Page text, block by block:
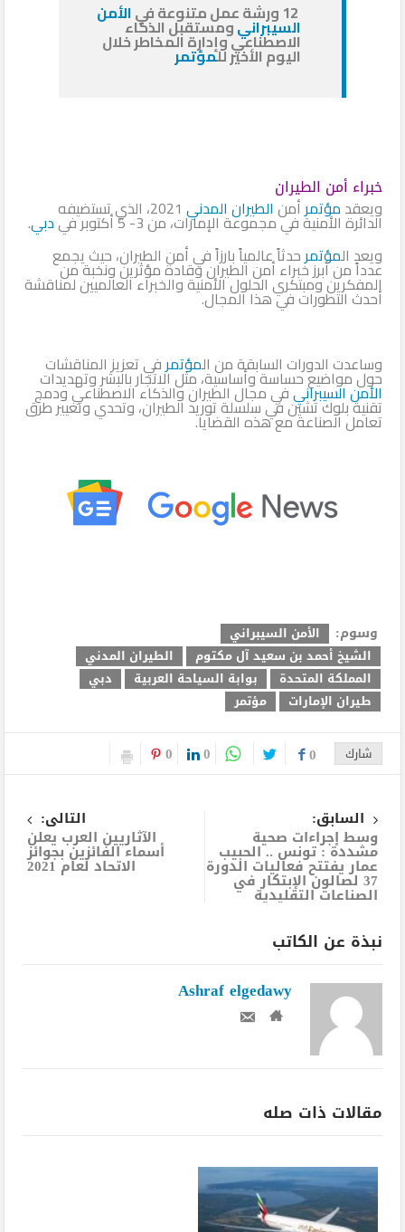
الأمن
السيبرانيومستقبل الذكاء
الاصطناعي وإدارة المخاطر خلال
اليوم الأخير للمؤتمر
خبراء أمن الطيران
ويعقد مؤتمر أمن الطيران المدني 2021، الذي تستضيفه
الدائرة الأمنية في مجموعة الإمارات، من 3- 5 أكتوبر في دبي.
ويعد المؤتمر حدثاً عالمياً بارزاً في أمن الطيران، حيث يجمع
عدداً من أبرز خبراء أمن الطيران وقادة مؤثرين ونخبة من
المفكرين ومبتكري الحلول الأمنية والخبراء العالميين لمناقشة
أحدث التطورات في هذا المجال.
وساعدت الدورات السابقة من المؤتمر في تعزيز المناقشات
حول مواضيع حساسة وأساسية، مثل الاتجار بالبشر وتهديدات
الأمن السيبرانيفي مجال الطيران والذكاء الاصطناعي ودمج
تقنية بلوك تشين في سلسلة توريد الطيران، وتحدي وتغيير طرق
تعامل الصناعة مع هذه القضايا.
وسوم:
الأمن السيبراني
الشيخ أحمد بن سعيد آل مكتوم
الطيران المدني
المملكة المتحدة
بوابة السياحة العربية
دبي
طيران الإمارات
مؤتمر
شارك 0
0
0
السابق:
وسط إجراءات صحية
مشددة : تونس .. الحبيب
عمار يفتتح فعاليات الدورة
37 لصالون الإبتكار في
الصناعات التقليدية
التالى:
الآثاريين العرب يعلن
أسماء الفائزين بجوائز
الاتحاد لعام 2021
نبذة عن الكاتب
Ashraf elgedawy
مقالات ذات صله